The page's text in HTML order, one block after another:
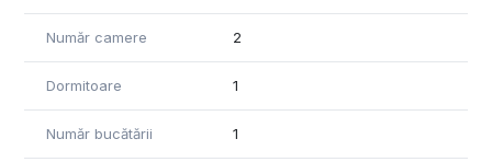
Număr camere 2
Dormitoare 1
Număr bucătării 1